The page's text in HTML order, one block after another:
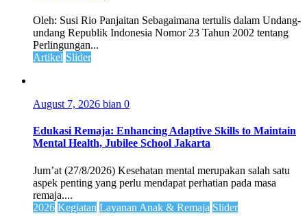
Oleh: Susi Rio Panjaitan Sebagaimana tertulis dalam Undang-
undang Republik Indonesia Nomor 23 Tahun 2002 tentang
Perlingungan...
Artikel Slider
August 7, 2026 bian 0
Edukasi Remaja: Enhancing Adaptive Skills to Maintain
Mental Health, Jubilee School Jakarta
Jum’at (27/8/2026) Kesehatan mental merupakan salah satu
aspek penting yang perlu mendapat perhatian pada masa
remaja....
2026 Kegiatan Layanan Anak & Remaja Slider